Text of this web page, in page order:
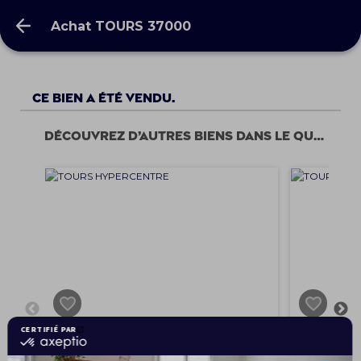
Achat TOURS 37000
Achat TOURS 37000
Ce bien a été vendu.
Découvrez d’autres biens dans le quartier